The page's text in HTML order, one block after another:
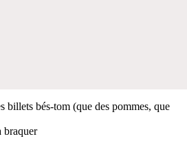
billets bés-tom (que des pommes, que
braquer